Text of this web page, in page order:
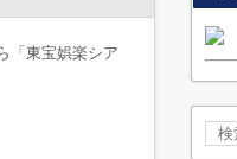
「東宝娯楽シア